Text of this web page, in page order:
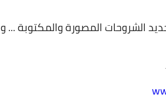
الشروحات المصورة والمكتوبة ... و